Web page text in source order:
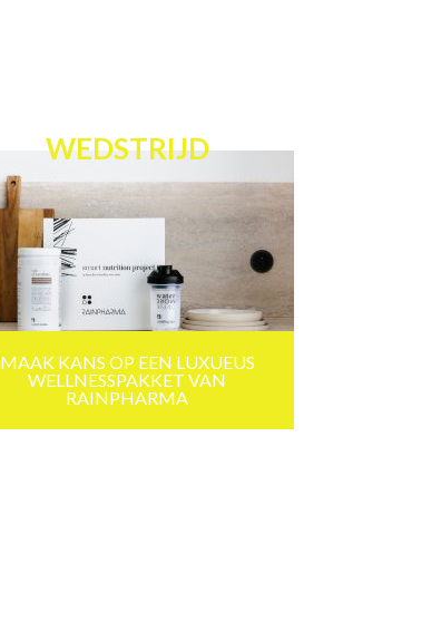
WEDSTRIJD
MAAK KANS OP EEN LUXUEUS
WELLNESSPAKKET VAN
RAINPHARMA